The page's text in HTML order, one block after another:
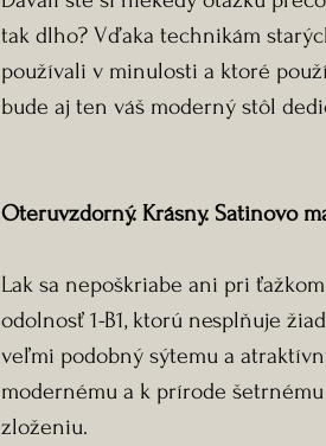
tak dlho? Vďaka technikám
používali v minulosti a ktoré
bude aj ten váš moderný stôl
Oteruvzdorný. Krásny. Satinovo
Lak sa nepoškriabe ani pri
odolnosť 1-B1, ktorú nesplňuje
veľmi podobný sýtemu a
modernému a k prírode
zloženiu.